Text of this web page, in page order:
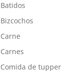
Batidos
Bizcochos
Carne
Carnes
Comida de tupper